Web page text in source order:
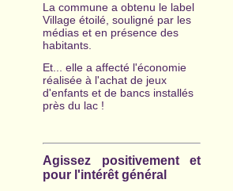
La commune a obtenu le label
Village étoilé, souligné par les
médias et en présence des
habitants.
Et... elle a affecté l'économie
réalisée à l'achat de jeux
d'enfants et de bancs installés
près du lac !
Agissez positivement et
pour l'intérêt général